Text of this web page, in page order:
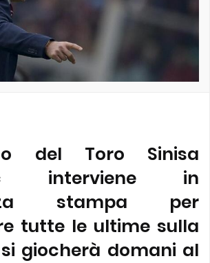
del Toro Sinisa
interviene in
stampa per
tutte le ultime sulla
giocherà domani al